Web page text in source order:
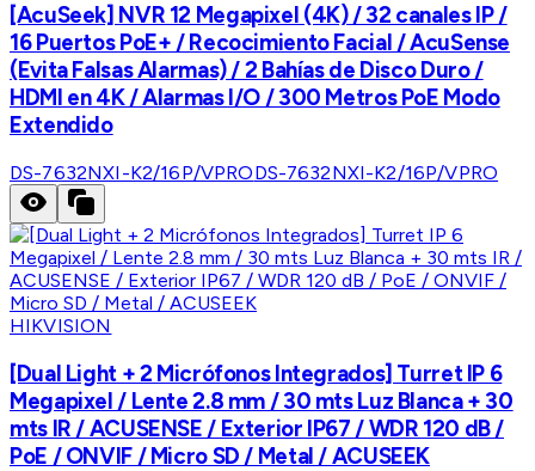
[AcuSeek] NVR 12 Megapixel (4K) / 32 canales IP /
16 Puertos PoE+ / Recocimiento Facial / AcuSense
(Evita Falsas Alarmas) / 2 Bahías de Disco Duro /
HDMI en 4K / Alarmas I/O / 300 Metros PoE Modo
Extendido
DS-7632NXI-K2/16P/VPRODS-7632NXI-K2/16P/VPRO
HIKVISION
[Dual Light + 2 Micrófonos Integrados] Turret IP 6
Megapixel / Lente 2.8 mm / 30 mts Luz Blanca + 30
mts IR / ACUSENSE / Exterior IP67 / WDR 120 dB /
PoE / ONVIF / Micro SD / Metal / ACUSEEK